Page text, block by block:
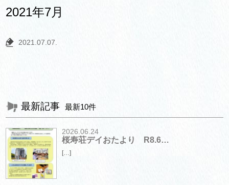
2021年7月
2021.07.07.
最新記事 最新10件
2026.06.24
桜寿荘デイおたより R8.6…
[…]